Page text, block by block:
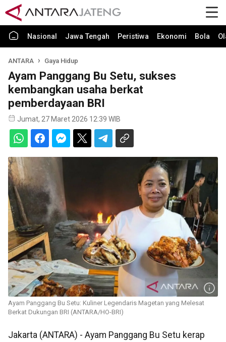
Nasional Jawa Tengah Peristiwa Ekonomi Bola
ANTARA Gaya Hidup
Ayam Panggang Bu Setu, sukses
kembangkan usaha berkat
pemberdayaan BRI
Jumat, 27 Maret 2026 12:39 WIB
Ayam Panggang Bu Setu: Kuliner Legendaris Magetan yang Melesat
Berkat Dukungan BRI (ANTARA/HO-BRI)
Jakarta (ANTARA) - Ayam Panggang Bu Setu kerap